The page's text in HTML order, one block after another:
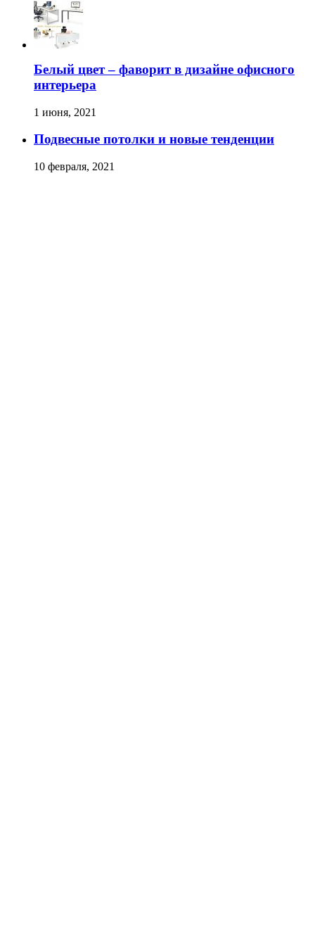
Белый цвет – фаворит в дизайне офисного
интерьера
1 июня, 2021
Подвесные потолки и новые тенденции
10 февраля, 2021